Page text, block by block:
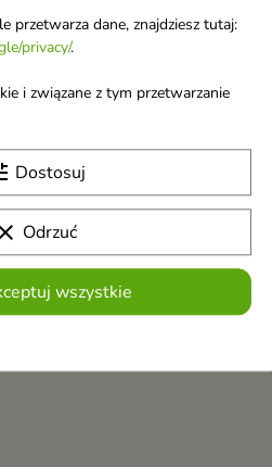
1-3 z 3 pozycji
przetwarza dane, znajdziesz tutaj:
privacy/.
i związane z tym przetwarzanie
Dostosuj
Odrzuć
wszystkie